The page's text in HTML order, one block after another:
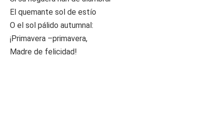
El quemante sol de estío
O el sol pálido autumnal:
¡Primavera –primavera,
Madre de felicidad!